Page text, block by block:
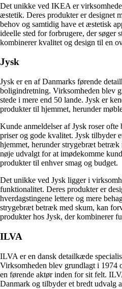
Det unikke ved IKEA er
æstetik. Deres produkter er designet
behov og samtidig have et æstetisk
ideelle sted for forbrugere, der søger
kombinerer kvalitet og design til en
Jysk
Jysk er en af Danmarks førende
boligindretning. Virksomheden blev
stede i mere end 50 lande. Jysk er
produkter til hjemmet, herunder
Kunde anmeldelser af Jysk roser
priser og gode kvalitet. Jysk tilbyder
hjemmet, herunder strygebræt betræk
nøje udvalgt for at imødekomme
produkter til enhver smag og budget.
Det unikke ved Jysk ligger i
funktionalitet. Deres produkter er
hverdagstingene lettere og mere
strygebræt betræk med skum, kan
produkter hos Jysk, der kombinerer
ILVA
ILVA er en dansk detailkæde
Virksomheden blev grundlagt i 1974
en førende aktør inden for sit felt.
Danmark og tilbyder et bredt udvalg